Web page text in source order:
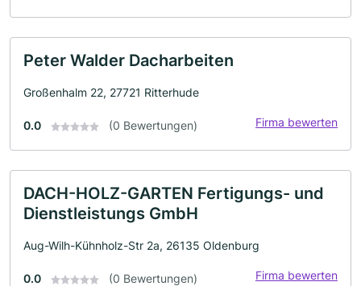
Peter Walder Dacharbeiten
Großenhalm 22, 27721 Ritterhude
0.0 (0 Bewertungen) Firma bewerten
DACH-HOLZ-GARTEN Fertigungs- und
Dienstleistungs GmbH
Aug-Wilh-Kühnholz-Str 2a, 26135 Oldenburg
0.0 (0 Bewertungen) Firma bewerten